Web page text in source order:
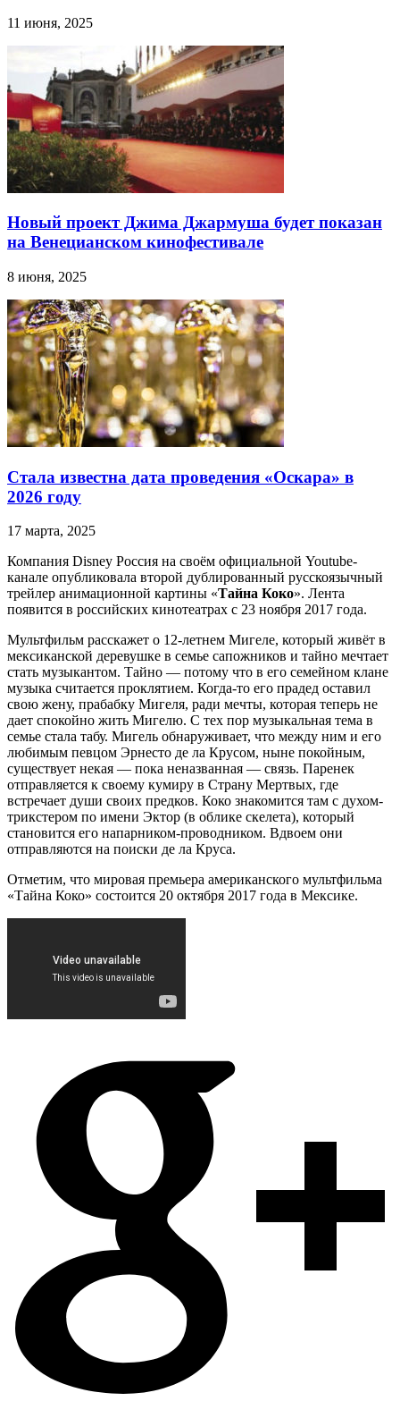
11 июня, 2025
Новый проект Джима Джармуша будет показан
на Венецианском кинофестивале
8 июня, 2025
Стала известна дата проведения «Оскара» в
2026 году
17 марта, 2025
Компания Disney Россия на своём официальной Youtube-
канале опубликовала второй дублированный русскоязычный
трейлер анимационной картины «Тайна Коко». Лента
появится в российских кинотеатрах с 23 ноября 2017 года.
Мультфильм расскажет о 12-летнем Мигеле, который живёт в
мексиканской деревушке в семье сапожников и тайно мечтает
стать музыкантом. Тайно — потому что в его семейном клане
музыка считается проклятием. Когда-то его прадед оставил
свою жену, прабабку Мигеля, ради мечты, которая теперь не
дает спокойно жить Мигелю. С тех пор музыкальная тема в
семье стала табу. Мигель обнаруживает, что между ним и его
любимым певцом Эрнесто де ла Крусом, ныне покойным,
существует некая — пока неназванная — связь. Паренек
отправляется к своему кумиру в Страну Мертвых, где
встречает души своих предков. Коко знакомится там с духом-
трикстером по имени Эктор (в облике скелета), который
становится его напарником-проводником. Вдвоем они
отправляются на поиски де ла Круса.
Отметим, что мировая премьера американского мультфильма
«Тайна Коко» состоится 20 октября 2017 года в Мексике.